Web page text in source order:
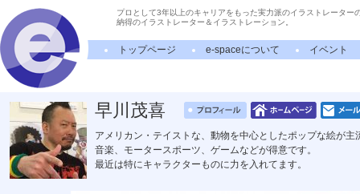
プロとして3年以上のキャリアをもった実力派のイラストレーター
納得のイラストレーター＆イラストレーション。
トップページ e-spaceについて イベント
早川茂喜
アメリカン・テイストな、動物を中心としたポップな絵が主
音楽、モータースポーツ、ゲームなどが得意です。
最近は特にキャラクターものに力を入れてます。